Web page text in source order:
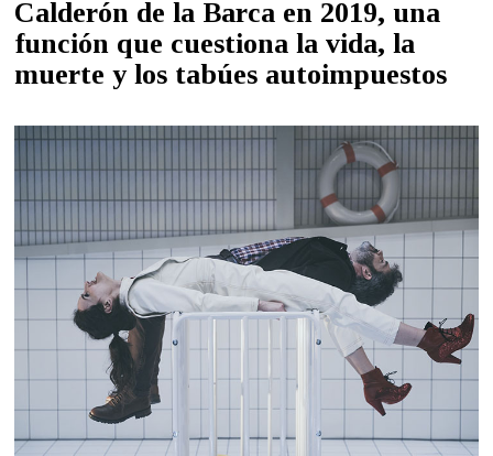
Calderón de la Barca en 2019, una
función que cuestiona la vida, la
muerte y los tabúes autoimpuestos